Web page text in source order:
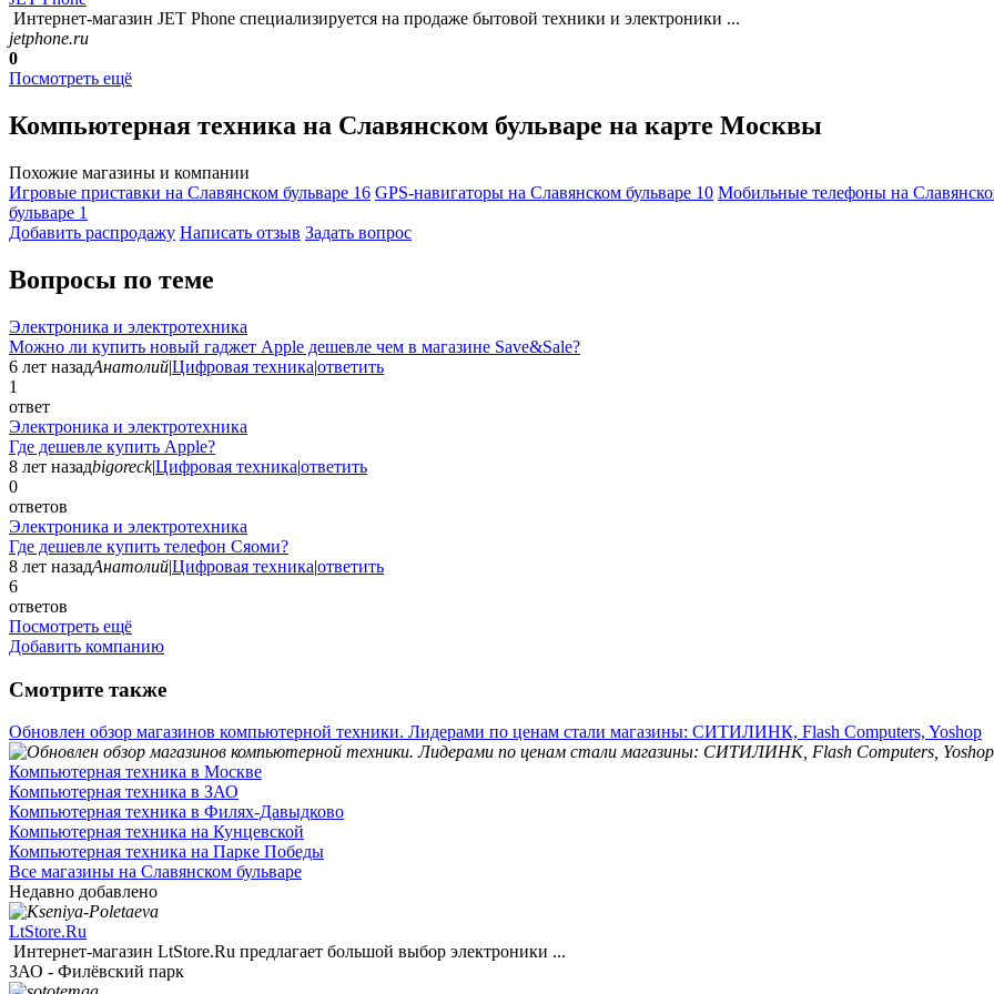
Интернет-магазин JET Phone специализируется на продаже бытовой техники и электроники ...
jetphone.ru
0
Посмотреть ещё
Компьютерная техника на Славянском бульваре на карте Москвы
Похожие магазины и компании
Игровые приставки на Славянском бульваре 16 GPS-навигаторы на Славянском бульваре 10 Мобильные телефоны на
бульваре 1
Добавить раcпродажу Написать отзыв Задать вопрос
Вопросы по теме
Электроника и электротехника
Можно ли купить новый гаджет Apple дешевле чем в магазине Save&Sale?
6 лет назадАнатолий|Цифровая техника|ответить
1
ответ
Электроника и электротехника
Где дешевле купить Apple?
8 лет назадbigoreck|Цифровая техника|ответить
0
ответов
Электроника и электротехника
Где дешевле купить телефон Сяоми?
8 лет назадАнатолий|Цифровая техника|ответить
6
ответов
Посмотреть ещё
Добавить компанию
Смотрите также
Обновлен обзор магазинов компьютерной техники. Лидерами по ценам стали магазины: СИТИЛИНК, Flash Computers, Yoshop
Компьютерная техника в Москве
Компьютерная техника в ЗАО
Компьютерная техника в Филях-Давыдково
Компьютерная техника на Кунцевской
Компьютерная техника на Парке Победы
Все магазины на Славянском бульваре
Недавно добавлено
LtStore.Ru
Интернет-магазин LtStore.Ru предлагает большой выбор электроники ...
ЗАО - Филёвский парк